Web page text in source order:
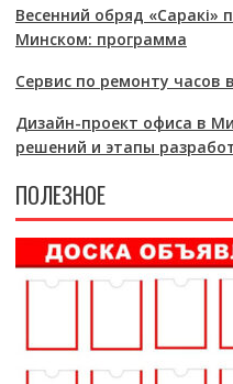
Весенний обряд «Саракі»
Минском: программа
Сервис по ремонту часов
Дизайн-проект офиса в
решений и этапы
ПОЛЕЗНОЕ